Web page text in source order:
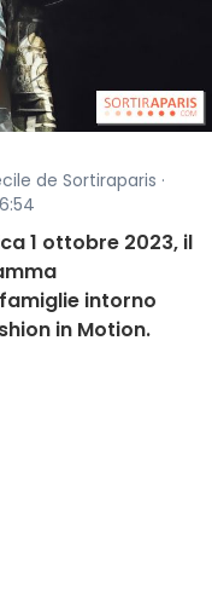
de Sortiraparis ·
1 ottobre 2023, il
intorno
in Motion.